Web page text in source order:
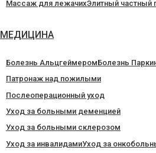
Массаж для лежачихЭлитный частный
МЕДИЦИНА
Болезнь АльцгеймеромБолезнь
Патронаж над пожилыми
Послеоперационный уход
Уход за больными деменцией
Уход за больными склерозом
Уход за инвалидамиУход за